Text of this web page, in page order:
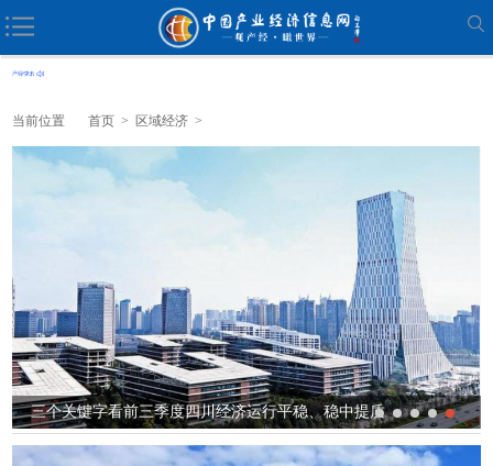
当前位置 首页 > 区域经济 >
竞逐具身智能“新蓝海” 苏州高新区再造千亿级产...